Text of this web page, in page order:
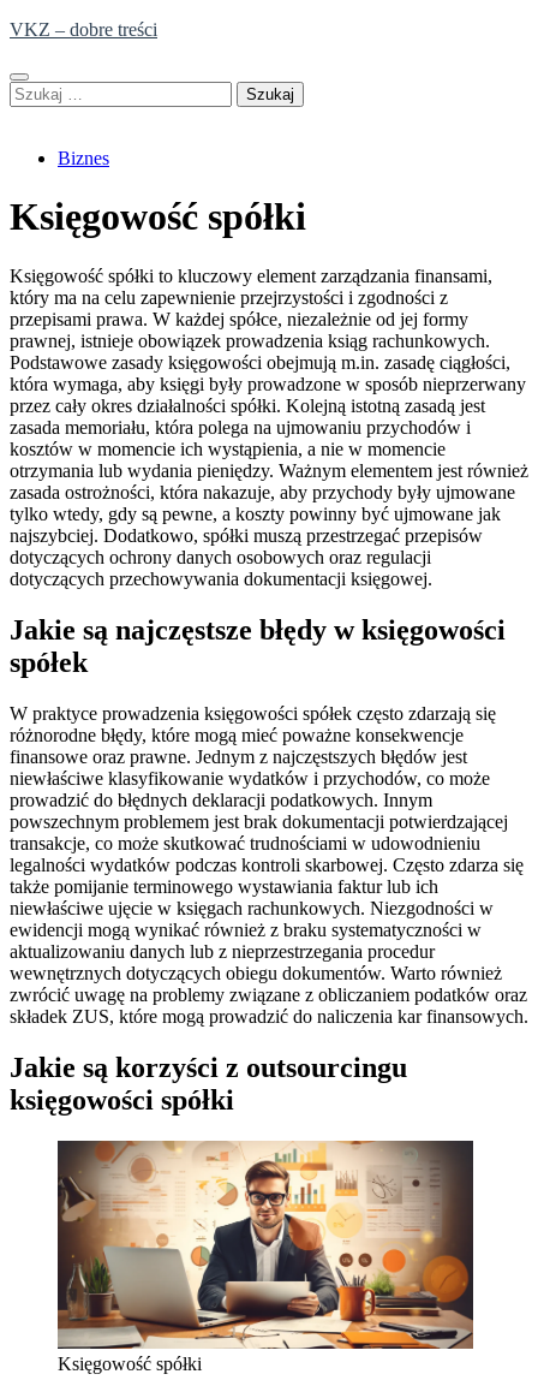
Skip
content
VKZ – dobre treści
Szukaj:
Biznes
Księgowość spółki
Księgowość spółki to kluczowy element zarządzania finansami,
który ma na celu zapewnienie przejrzystości i zgodności z
przepisami prawa. W każdej spółce, niezależnie od jej formy
prawnej, istnieje obowiązek prowadzenia ksiąg rachunkowych.
Podstawowe zasady księgowości obejmują m.in. zasadę ciągłości,
która wymaga, aby księgi były prowadzone w sposób nieprzerwany
przez cały okres działalności spółki. Kolejną istotną zasadą jest
zasada memoriału, która polega na ujmowaniu przychodów i
kosztów w momencie ich wystąpienia, a nie w momencie
otrzymania lub wydania pieniędzy. Ważnym elementem jest również
zasada ostrożności, która nakazuje, aby przychody były ujmowane
tylko wtedy, gdy są pewne, a koszty powinny być ujmowane jak
najszybciej. Dodatkowo, spółki muszą przestrzegać przepisów
dotyczących ochrony danych osobowych oraz regulacji
dotyczących przechowywania dokumentacji księgowej.
Jakie są najczęstsze błędy w księgowości
spółek
W praktyce prowadzenia księgowości spółek często zdarzają się
różnorodne błędy, które mogą mieć poważne konsekwencje
finansowe oraz prawne. Jednym z najczęstszych błędów jest
niewłaściwe klasyfikowanie wydatków i przychodów, co może
prowadzić do błędnych deklaracji podatkowych. Innym
powszechnym problemem jest brak dokumentacji potwierdzającej
transakcje, co może skutkować trudnościami w udowodnieniu
legalności wydatków podczas kontroli skarbowej. Często zdarza się
także pomijanie terminowego wystawiania faktur lub ich
niewłaściwe ujęcie w księgach rachunkowych. Niezgodności w
ewidencji mogą wynikać również z braku systematyczności w
aktualizowaniu danych lub z nieprzestrzegania procedur
wewnętrznych dotyczących obiegu dokumentów. Warto również
zwrócić uwagę na problemy związane z obliczaniem podatków oraz
składek ZUS, które mogą prowadzić do naliczenia kar finansowych.
Jakie są korzyści z outsourcingu
księgowości spółki
Księgowość spółki